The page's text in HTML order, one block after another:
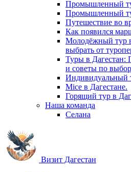
Промышленный
Промышленный
Путешествие во
Как появился
Молодёжный тур
выбрать от
Туры в Дагестан:
и советы по
Индивидуальный
Mice в Дагестане.
Горящий тур в
Наша команда
Селана
Визит Дагестан